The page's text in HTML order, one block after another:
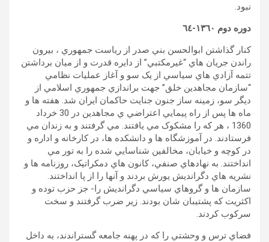
نبود.
دوره دوم ١٣٦٠-٦٤
کنار گذاشتن ابوالحسن بني صدر از رياست جمهوري ، بیرون
راندن جريان هاي “غيرمکتبي” از دايره قدرت و از ميان برداشتن
تتمه آزادي هاي سياسي از یک سو و آغاز عمليات نظامي
“سازمان مجاهدين خلق” جهت براندازي جمهوري اسلامي از
دیگر سو، زمينه ساز جنون جنايت حاکمان ایران شد. هفته ها و
ماه ها پس از راه پيمايي اعتراضي ي مجاهدين در 30 خرداد
1360 ، هر که را مشکوک مي يافتند. مي گرفتند و به زندان مي
فرستادند. در آموزشگاه ها و دانشکده ها، در کارخانه و اداره و
در کوچه و خيابان، مخالفين شناسايي شده را به تور مي
انداختند. به نهادهاي صنفي، کانون هاي دمکراتيک، روزنامه ها و
نشريه هاي دگرانديش يورش بردند و آنها را از پا انداختند.
سازمان ها و گروهاي سياسي دگرانديش را- جز حزب توده و
اکثريت که پشتيبان شان بودند. زير ضرب گرفتند و سخت
سرکوب کردند.
فضاي ترس و وحشتي را که در پهنه جامعه گستراندند، به داخل